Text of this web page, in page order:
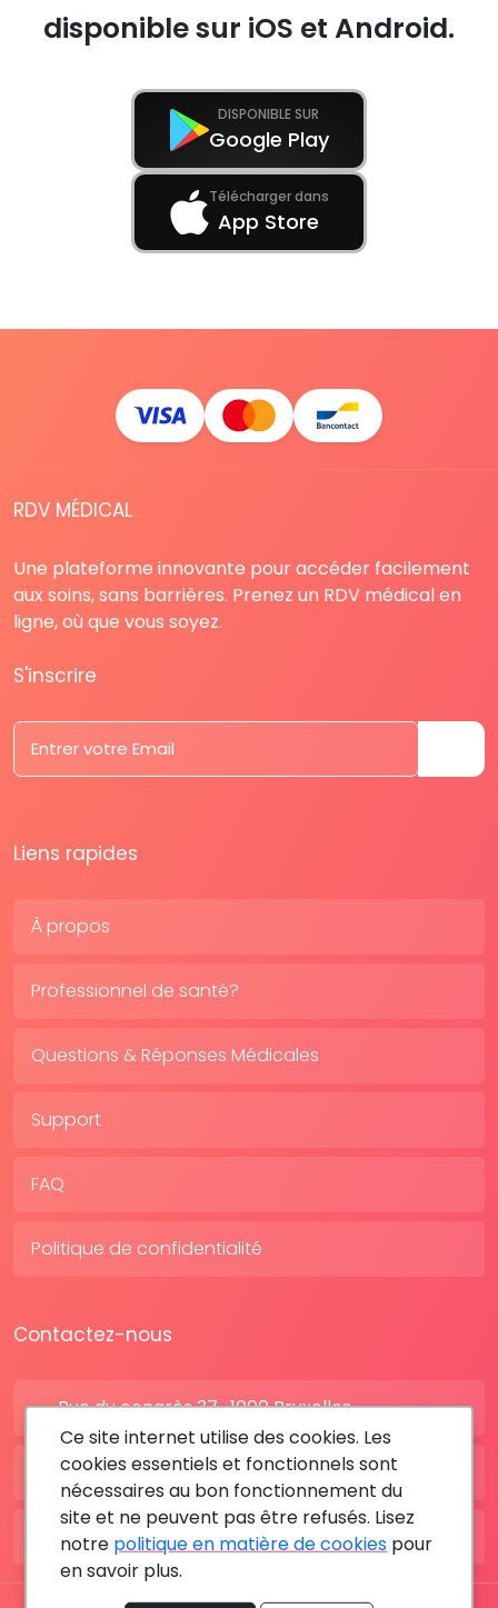
disponible sur iOS et Android.
DISPONIBLE SUR
Google Play
Télécharger dans
App Store
RDV MÉDICAL
Une plateforme innovante pour accéder facilement
aux soins, sans barrières. Prenez un RDV médical en
ligne, où que vous soyez.
S'inscrire
Liens rapides
À propos
Professionnel de santé?
Questions & Réponses Médicales
Support
FAQ
Politique de confidentialité
Contactez-nous
Rue du congrès 37 , 1000 Bruxelles
BE: +32 28080227
FR: +33 183642895
Ce site internet utilise des cookies. Les
cookies essentiels et fonctionnels sont
nécessaires au bon fonctionnement du
site et ne peuvent pas être refusés. Lisez
notre politique en matière de cookies pour
en savoir plus.